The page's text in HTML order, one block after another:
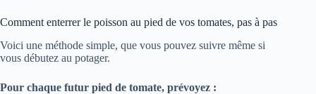
Comment enterrer le poisson au pied de vos tomates, pas à pas
Voici une méthode simple, que vous pouvez suivre même si
vous débutez au potager.
Pour chaque futur pied de tomate, prévoyez :